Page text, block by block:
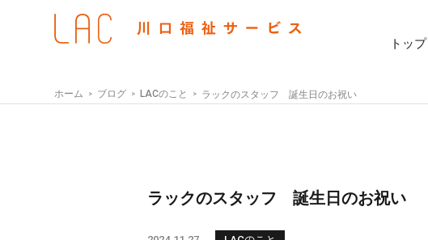
トップ
ホーム ブログ LACのこと ラックのスタッフ 誕生日のお祝い
ラックのスタッフ 誕生日のお祝い